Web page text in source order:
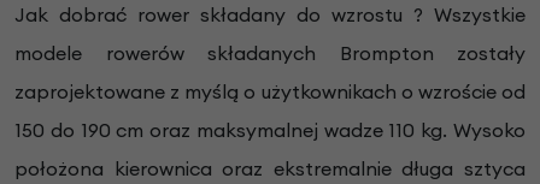
Jak dobrać rower składany do wzrostu ? Wszystkie
modele rowerów składanych Brompton zostały
zaprojektowane z myślą o użytkownikach o wzroście od
150 do 190 cm oraz maksymalnej wadze 110 kg. Wysoko
położona kierownica oraz ekstremalnie długa sztyca